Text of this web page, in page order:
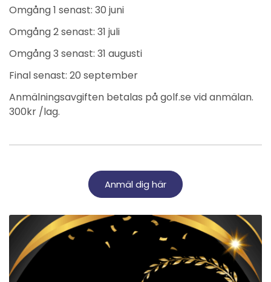
Omgång 1 senast: 30 juni
Omgång 2 senast: 31 juli
Omgång 3 senast: 31 augusti
Final senast: 20 september
Anmälningsavgiften betalas på golf.se vid anmälan.
300kr /lag.
Anmäl dig här